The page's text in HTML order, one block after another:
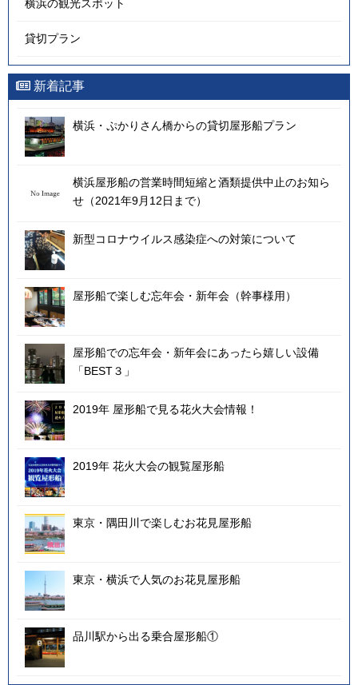
横浜の観光スポット
貸切プラン
新着記事
横浜・ぷかりさん橋からの貸切屋形船プラン
横浜屋形船の営業時間短縮と酒類提供中止のお知ら
せ（2021年9月12日まで）
新型コロナウイルス感染症への対策について
屋形船で楽しむ忘年会・新年会（幹事様用）
屋形船での忘年会・新年会にあったら嬉しい設備
「BEST３」
2019年 屋形船で見る花火大会情報！
2019年 花火大会の観覧屋形船
東京・隅田川で楽しむお花見屋形船
東京・横浜で人気のお花見屋形船
品川駅から出る乗合屋形船①